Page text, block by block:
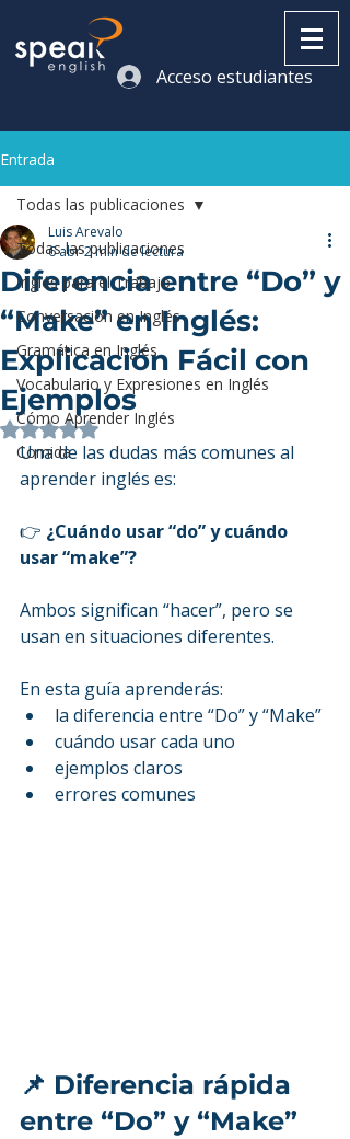
Acceso estudiantes
Entrada
Todas las publicaciones
Inglés para el Trabajo
Conversación en Inglés
Gramática en Inglés
Vocabulario y Expresiones en Inglés
Cómo Aprender Inglés
Comida
Todas las publicaciones
Diferencia entre “Do” y
“Make” en Inglés:
Explicación Fácil con
Ejemplos
Luis Arevalo
6 abr2 min de lectura
Obtuvo NaN de 5 estrellas.
Una de las dudas más comunes al
aprender inglés es:
👉 ¿Cuándo usar “do” y cuándo
usar “make”?
Ambos significan “hacer”, pero se
usan en situaciones diferentes.
En esta guía aprenderás:
la diferencia entre “Do” y “Make”
cuándo usar cada uno
ejemplos claros
errores comunes
📌 Diferencia rápida
entre “Do” y “Make”